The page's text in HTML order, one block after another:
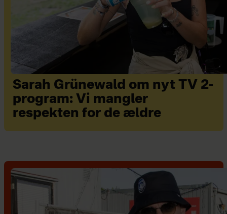
Sarah Grünewald om nyt TV 2-
program: Vi mangler
respekten for de ældre